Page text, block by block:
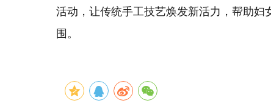
活动，让传统手工技艺焕发新活力，帮助
围。